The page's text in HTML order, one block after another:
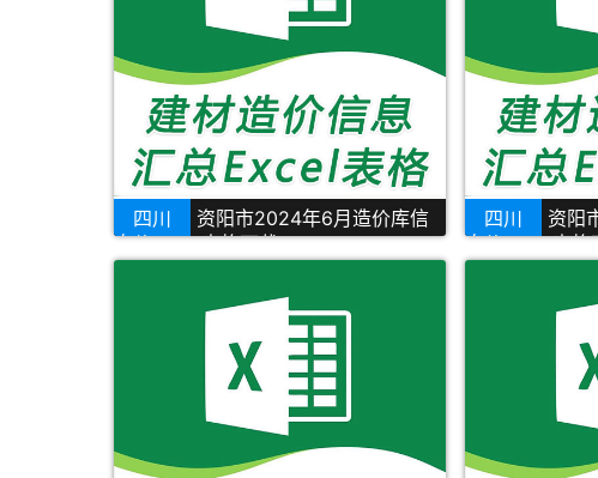
四川
资阳市2024年6月造价库信
息价Excel表格下载
四川
资阳
息价Excel表格